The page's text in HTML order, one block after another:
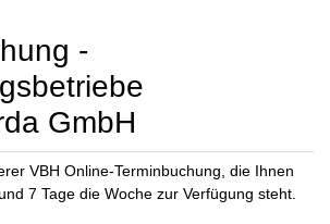
-
GmbH
VBH Online-Terminbuchung, die Ihnen
7 Tage die Woche zur Verfügung steht.